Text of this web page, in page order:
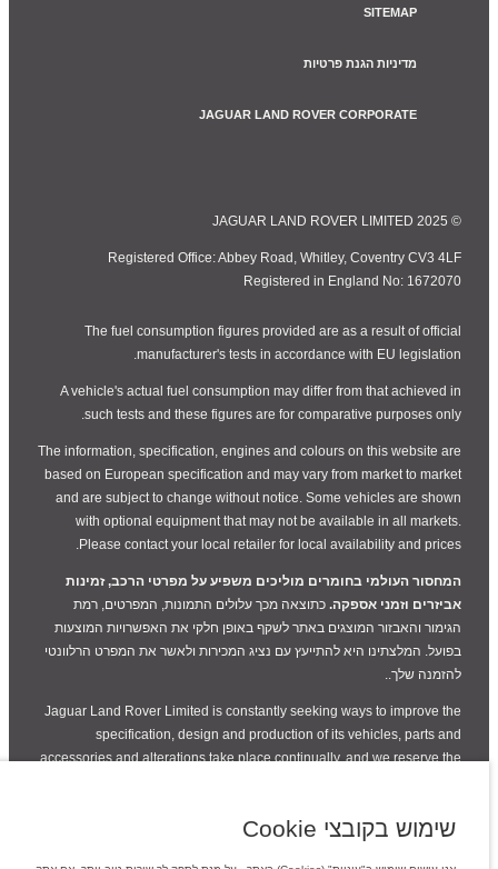
SITEMAP
מדיניות הגנת פרטיות
JAGUAR LAND ROVER CORPORATE
© JAGUAR LAND ROVER LIMITED 2025
Registered Office: Abbey Road, Whitley, Coventry CV3 4LF
Registered in England No: 1672070
The fuel consumption figures provided are as a result of official
manufacturer's tests in accordance with EU legislation.
A vehicle's actual fuel consumption may differ from that achieved in
such tests and these figures are for comparative purposes only.
The information, specification, engines and colours on this website are
based on European specification and may vary from market to market
and are subject to change without notice. Some vehicles are shown
with optional equipment that may not be available in all markets.
Please contact your local retailer for local availability and prices.
המחסור העולמי בחומרים מוליכים משפיע על מפרטי הרכב, זמינות
אביזרים וזמני אספקה. כתוצאה מכך עלולים התמונות, המפרטים, רמת
הגימור והאבזור המוצגים באתר לשקף באופן חלקי את האפשרויות המוצעות
בפועל. המלצתינו היא להתייעץ עם נציג המכירות ולאשר את המפרט הרלוונטי
להזמנה שלך..
Jaguar Land Rover Limited is constantly seeking ways to improve the
specification, design and production of its vehicles, parts and
accessories and alterations take place continually, and we reserve the
specification, engines and colours on this website are based on
שימוש בקובצי Cookie